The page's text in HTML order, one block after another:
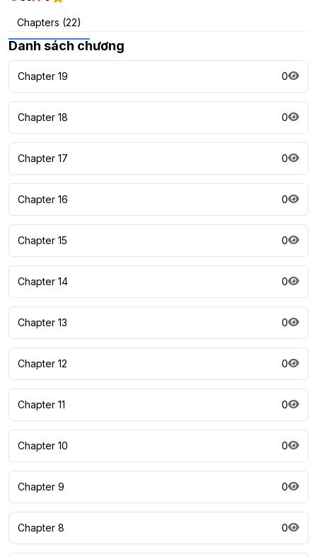
Chapters (22)
Danh sách chương
Chapter 19 0
Chapter 18 0
Chapter 17 0
Chapter 16 0
Chapter 15 0
Chapter 14 0
Chapter 13 0
Chapter 12 0
Chapter 11 0
Chapter 10 0
Chapter 9 0
Chapter 8 0